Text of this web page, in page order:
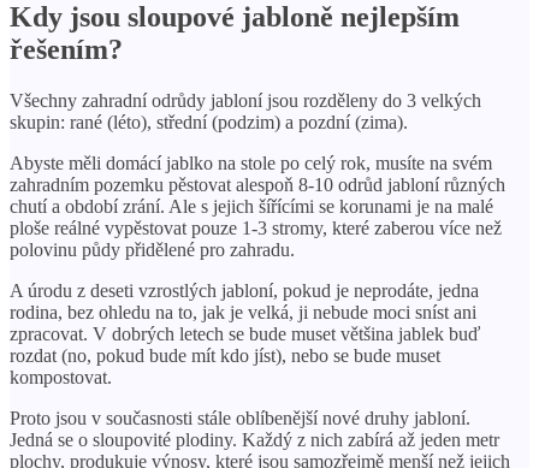
Kdy jsou sloupové jabloně nejlepším
řešením?
Všechny zahradní odrůdy jabloní jsou rozděleny do 3 velkých
skupin: rané (léto), střední (podzim) a pozdní (zima).
Abyste měli domácí jablko na stole po celý rok, musíte na svém
zahradním pozemku pěstovat alespoň 8-10 odrůd jabloní různých
chutí a období zrání. Ale s jejich šířícími se korunami je na malé
ploše reálné vypěstovat pouze 1-3 stromy, které zaberou více než
polovinu půdy přidělené pro zahradu.
A úrodu z deseti vzrostlých jabloní, pokud je neprodáte, jedna
rodina, bez ohledu na to, jak je velká, ji nebude moci sníst ani
zpracovat. V dobrých letech se bude muset většina jablek buď
rozdat (no, pokud bude mít kdo jíst), nebo se bude muset
kompostovat.
Proto jsou v současnosti stále oblíbenější nové druhy jabloní.
Jedná se o sloupovité plodiny. Každý z nich zabírá až jeden metr
plochy, produkuje výnosy, které jsou samozřejmě menší než jejich